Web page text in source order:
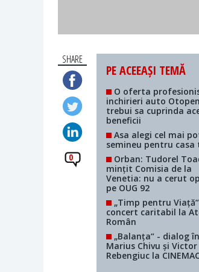
SHARE
0
PE ACEEAȘI TEMĂ
O oferta
inchirieri auto
trebui sa cuprinda
beneficii
Asa alegi cel mai
semineu pentru casa
Orban: Tudorel
mințit Comisia de la
Venetia: nu a cerut
pe OUG 92
„Timp pentru
concert caritabil la
Român
„Balanța“ - dialog
Marius Chivu și Victor
Rebengiuc la